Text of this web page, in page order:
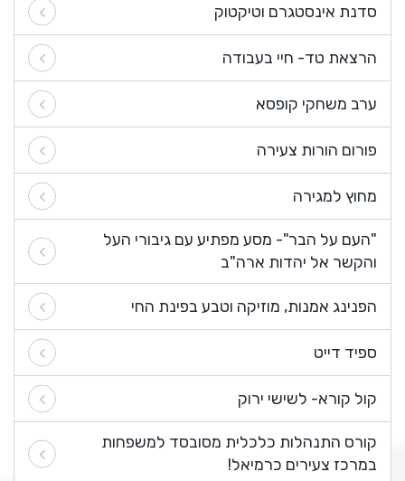
סדנת אינסטגרם וטיקטוק
הרצאת טד- חיי בעבודה
ערב משחקי קופסא
פורום הורות צעירה
מחוץ למגירה
"העם על הבר"- מסע מפתיע עם גיבורי העל
והקשר אל יהדות ארה"ב
הפנינג אמנות, מוזיקה וטבע בפינת החי
ספיד דייט
קול קורא- לשישי ירוק
קורס התנהלות כלכלית מסובסד למשפחות
במרכז צעירים כרמיאל!